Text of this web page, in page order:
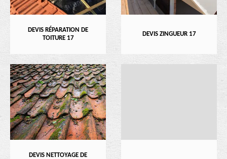
DEVIS RÉPARATION DE
TOITURE 17
DEVIS ZINGUEUR 17
DEVIS NETTOYAGE DE